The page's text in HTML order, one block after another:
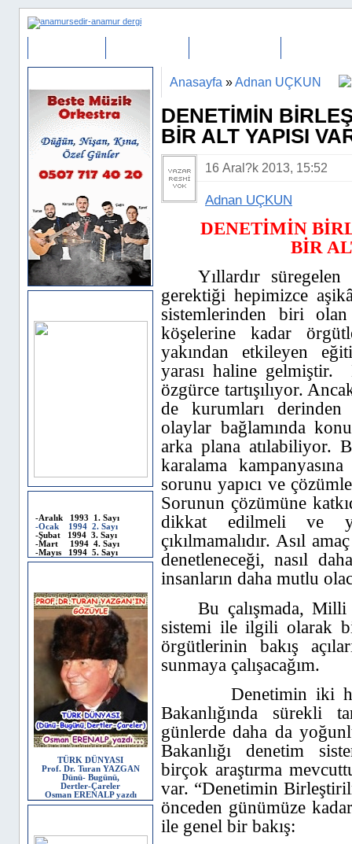
-Aralık 1993 1. Sayı
-Ocak 1994 2. Sayı
-Şubat 1994 3. Sayı
-Mart 1994 4. Sayı
-Mayıs 1994 5. Sayı
TÜRK DÜNYASI
Prof. Dr. Turan YAZGAN
Dünü- Bugünü,
Dertler-Çareler
Osman ERENALP yazdı
Anasayfa »Adnan UÇKUN
DENETİMİN
BİR ALT YAPISI
16 Aral?k 2013, 15:52
Adnan UÇKUN
DENETİMİN
BİR
Yıllardır
gerektiği hepimizce
sistemlerinden biri
köşelerine kadar
yakından etkileyen
yarası haline gelmiştir.
özgürce tartışılıyor.
de kurumları
olaylar bağlamında
arka plana atılabiliyor.
karalama
sorunu yapıcı ve
Sorunun çözümüne
dikkat edilmeli ve
çıkılmamalıdır. Asıl
denetleneceği, nasıl
insanların daha mutlu
Bu çalışmada, Milli
sistemi ile ilgili olarak
örgütlerinin bakış
sunmaya çalışacağım.
Denetimin iki
Bakanlığında sürekli
günlerde daha da
Bakanlığı denetim
birçok araştırma
var. “Denetimin
önceden günümüze
ile genel bir bakış: